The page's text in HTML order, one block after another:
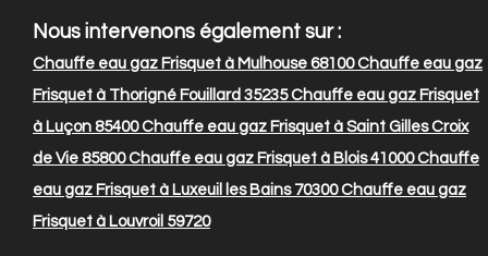
Nous intervenons également sur :
Chauffe eau gaz Frisquet à Mulhouse 68100Chauffe eau gaz
Frisquet à Thorigné Fouillard 35235Chauffe eau gaz Frisquet
à Luçon 85400Chauffe eau gaz Frisquet à Saint Gilles Croix
de Vie 85800Chauffe eau gaz Frisquet à Blois 41000Chauffe
eau gaz Frisquet à Luxeuil les Bains 70300Chauffe eau gaz
Frisquet à Louvroil 59720